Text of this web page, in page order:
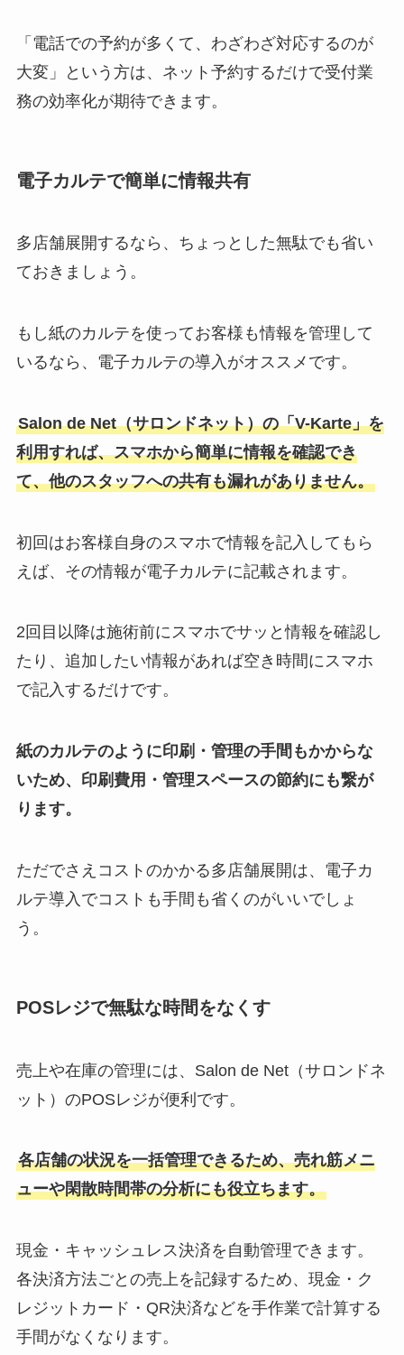
「電話での予約が多くて、わざわざ対応するのが
大変」という方は、ネット予約するだけで受付業
務の効率化が期待できます。
電子カルテで簡単に情報共有
多店舗展開するなら、ちょっとした無駄でも省い
ておきましょう。
もし紙のカルテを使ってお客様も情報を管理して
いるなら、電子カルテの導入がオススメです。
Salon de Net（サロンドネット）の「V-Karte」を
利用すれば、スマホから簡単に情報を確認でき
て、他のスタッフへの共有も漏れがありません。
初回はお客様自身のスマホで情報を記入してもら
えば、その情報が電子カルテに記載されます。
2回目以降は施術前にスマホでサッと情報を確認し
たり、追加したい情報があれば空き時間にスマホ
で記入するだけです。
紙のカルテのように印刷・管理の手間もかからな
いため、印刷費用・管理スペースの節約にも繋が
ります。
ただでさえコストのかかる多店舗展開は、電子カ
ルテ導入でコストも手間も省くのがいいでしょ
う。
POSレジで無駄な時間をなくす
売上や在庫の管理には、Salon de Net（サロンドネ
ット）のPOSレジが便利です。
各店舗の状況を一括管理できるため、売れ筋メニ
ューや閑散時間帯の分析にも役立ちます。
現金・キャッシュレス決済を自動管理できます。
各決済方法ごとの売上を記録するため、現金・ク
レジットカード・QR決済などを手作業で計算する
手間がなくなります。